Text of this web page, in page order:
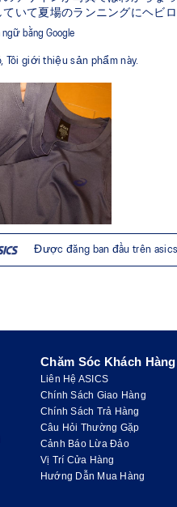
Chăm Sóc Khách Hàng
Liên Hệ ASICS
Chính Sách Giao Hàng
Chính Sách Trả Hàng
Câu Hỏi Thường Gặp
Cảnh Báo Lừa Đảo
Vị Trí Cửa Hàng
Hướng Dẫn Mua Hàng